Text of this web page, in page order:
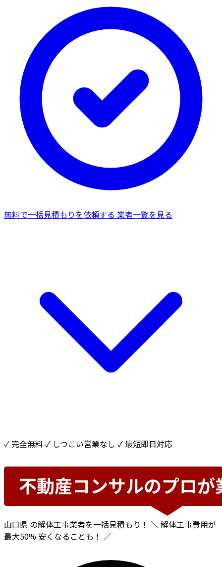
無料で一括見積もりを依頼する 業者一覧を見る
✓ 完全無料 ✓ しつこい営業なし ✓ 最短即日対応
山口県 の解体工事業者を一括見積もり！ ＼ 解体工事費用が
最大50%安くなることも！ ／